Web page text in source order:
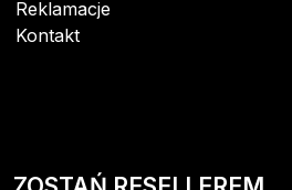
Reklamacje
Kontakt